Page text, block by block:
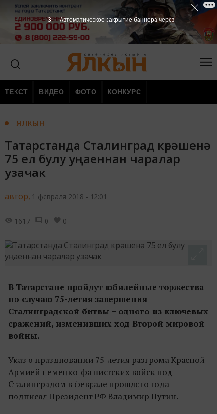
ТЕКСТ ВИДЕО ФОТО КОНКУРС
ЯЛКЫН
Татарстанда Сталинград көрәшенә
75 ел булу уңаеннан чаралар
узачак
автор, 1 февраля 2018 - 12:01
1617 0 0
В Татарстане пройдут юбилейные торжества
по случаю 75-летия завершения
Сталинградской битвы – одного из ключевых
сражений, изменивших ход Второй мировой
войны.
Указ о праздновании 75-летия разгрома Красной
Армией немецко-фашистских войск под
Сталинградом в феврале прошлого года
подписал Президент РФ Владимир Путин.
2 Автоматическое закрытие баннера через